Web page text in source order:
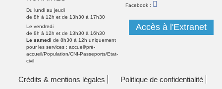
Facebook :
Accès à l'Extranet
Du lundi au jeudi
de 8h à 12h et de 13h30 à 17h30
Le vendredi
de 8h à 12h et de 13h30 à 16h30
Le samedi de 8h30 à 12h uniquement
pour les services : accueil/pré-
accueil/Population/CNI-Passeports/Etat-
civil
Crédits & mentions légales Politique de confidentialité